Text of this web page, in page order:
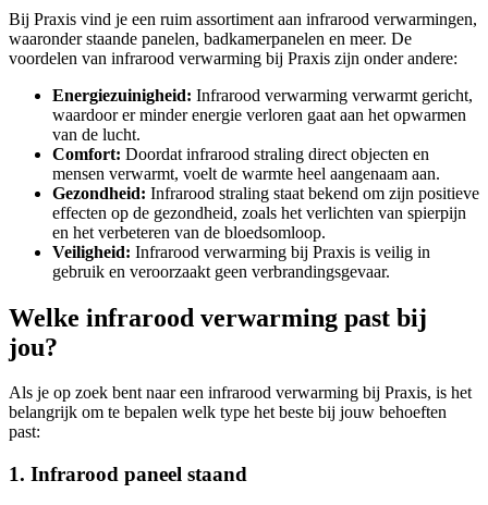
Bij Praxis vind je een ruim assortiment aan infrarood verwarmingen,
waaronder staande panelen, badkamerpanelen en meer. De
voordelen van infrarood verwarming bij Praxis zijn onder andere:
Energiezuinigheid: Infrarood verwarming verwarmt gericht,
waardoor er minder energie verloren gaat aan het opwarmen
van de lucht.
Comfort: Doordat infrarood straling direct objecten en
mensen verwarmt, voelt de warmte heel aangenaam aan.
Gezondheid: Infrarood straling staat bekend om zijn positieve
effecten op de gezondheid, zoals het verlichten van spierpijn
en het verbeteren van de bloedsomloop.
Veiligheid: Infrarood verwarming bij Praxis is veilig in
gebruik en veroorzaakt geen verbrandingsgevaar.
Welke infrarood verwarming past bij
jou?
Als je op zoek bent naar een infrarood verwarming bij Praxis, is het
belangrijk om te bepalen welk type het beste bij jouw behoeften
past:
1. Infrarood paneel staand